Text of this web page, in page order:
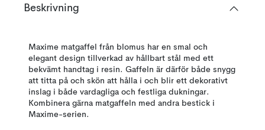
Beskrivning
Maxime matgaffel från blomus har en smal och
elegant design tillverkad av hållbart stål med ett
bekvämt handtag i resin. Gaffeln är därför både snygg
att titta på och skön att hålla i och blir ett dekorativt
inslag i både vardagliga och festliga dukningar.
Kombinera gärna matgaffeln med andra bestick i
Maxime-serien.